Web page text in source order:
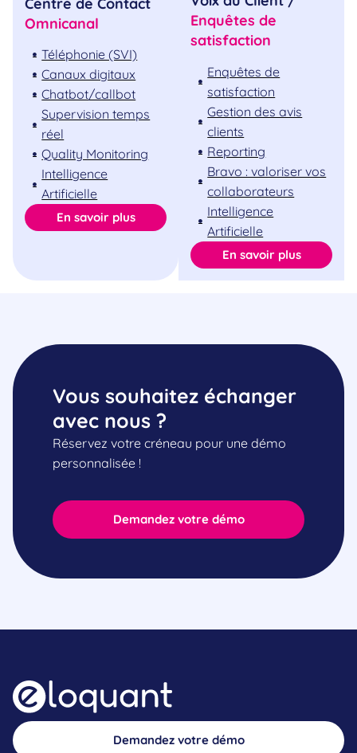
Omnicanal
Téléphonie (SVI)
Canaux digitaux
Chatbot/callbot
Supervision temps
réel
Quality Monitoring
Intelligence
Artificielle
En savoir plus
Enquêtes de
satisfaction
Enquêtes de
satisfaction
Gestion des avis
clients
Reporting
Bravo : valoriser vos
collaborateurs
Intelligence
Artificielle
En savoir plus
Demandez votre démo
Vous souhaitez échanger
avec nous ?
Réservez votre créneau pour une démo
personnalisée !
Demandez votre démo